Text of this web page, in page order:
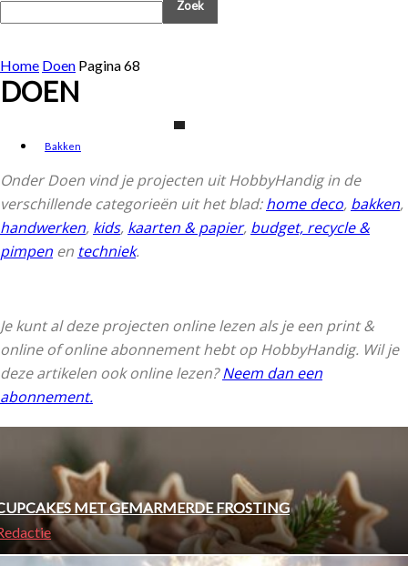
Home Doen Pagina 68
DOEN
Bakken
Onder Doen vind je projecten uit HobbyHandig in de
verschillende categorieën uit het blad:home deco, bakken,
handwerken, kids, kaarten & papier, budget, recycle &
pimpen en techniek.
Je kunt al deze projecten online lezen als je een print &
online of online abonnement hebt op HobbyHandig. Wil je
deze artikelen ook online lezen?Neem dan een
abonnement.
MET GEMARMERDE FROSTING